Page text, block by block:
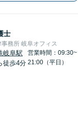
士
務所 岐阜オフィス
岐阜駅
徒歩4分
営業時間：09:30~
21:00（平日）